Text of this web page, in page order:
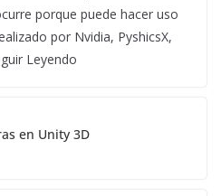
porque puede hacer uso
por Nvidia, PyshicsX,
Leyendo
en Unity 3D